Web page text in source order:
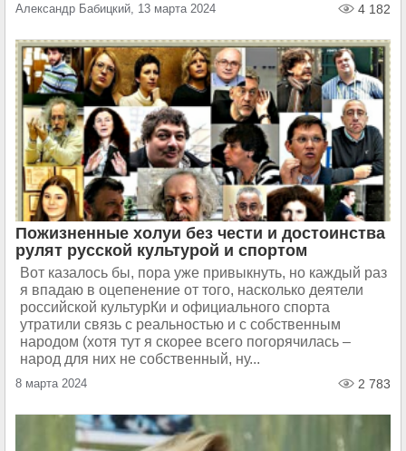
Александр Бабицкий, 13 марта 2024 4 182
Пожизненные холуи без чести и достоинства
рулят русской культурой и спортом
Вот казалось бы, пора уже привыкнуть, но каждый раз
я впадаю в оцепенение от того, насколько деятели
российской культурКи и официального спорта
утратили связь с реальностью и с собственным
народом (хотя тут я скорее всего погорячилась –
народ для них не собственный, ну...
8 марта 2024 2 783